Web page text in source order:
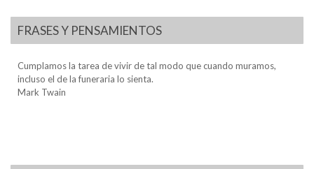
FRASES Y PENSAMIENTOS
Cumplamos la tarea de vivir de tal modo que cuando muramos,
incluso el de la funeraria lo sienta.
Mark Twain